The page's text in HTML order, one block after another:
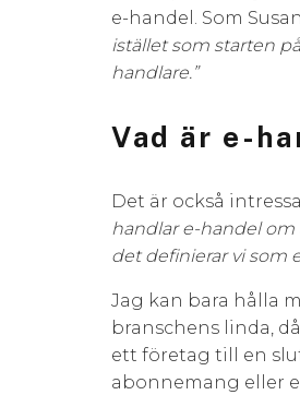
e-handel. Som
istället som starten
handlare.”
Vad är e-
Det är också
handlar e-handel om
det definierar vi som
Jag kan bara hålla
branschens linda,
ett företag till en
abonnemang eller